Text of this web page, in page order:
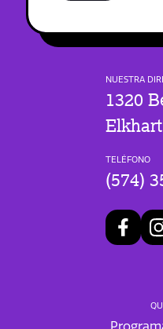
NUESTRA
1320
TELÉFONO
(574)